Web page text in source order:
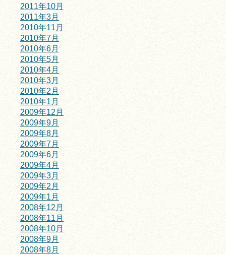
2011年10月
2011年3月
2010年11月
2010年7月
2010年6月
2010年5月
2010年4月
2010年3月
2010年2月
2010年1月
2009年12月
2009年9月
2009年8月
2009年7月
2009年6月
2009年4月
2009年3月
2009年2月
2009年1月
2008年12月
2008年11月
2008年10月
2008年9月
2008年8月